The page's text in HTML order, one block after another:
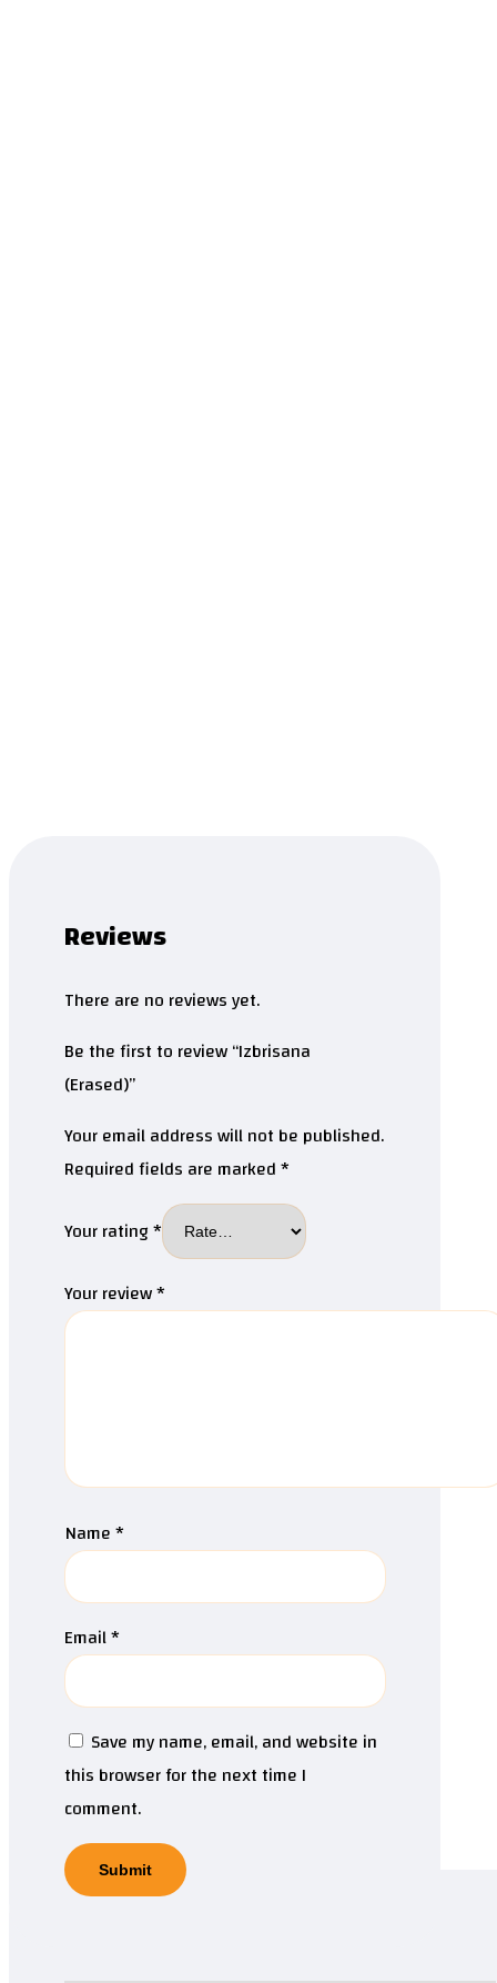
Reviews
There are no reviews yet.
Be the first to review “Izbrisana
(Erased)”
Your email address will not be published.
Required fields are marked*
Your rating*
Your review*
Name*
Email*
Save my name, email, and website in
this browser for the next time I
comment.